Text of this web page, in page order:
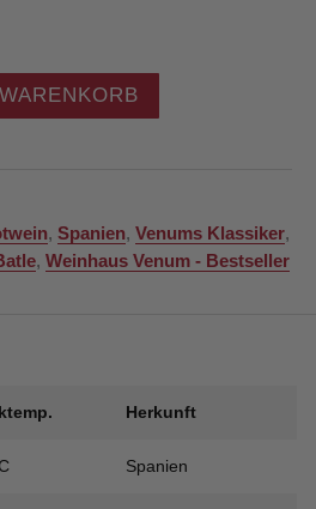
, Spanien, Venums Klassiker,
, Weinhaus Venum - Bestseller
Herkunft
Spanien